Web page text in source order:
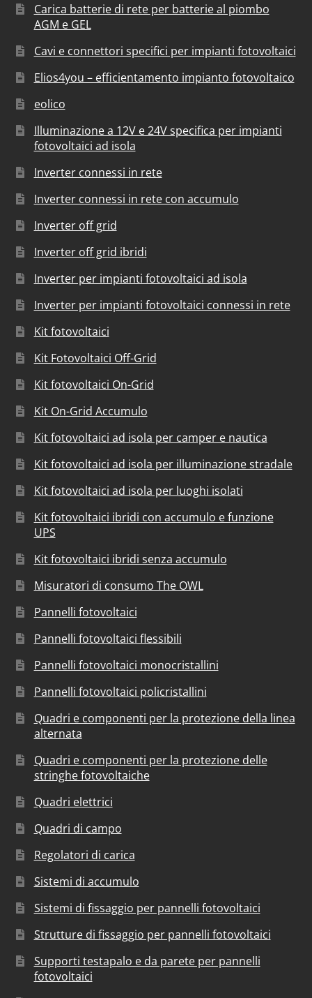
Carica batterie di rete per batterie al piombo
AGM e GEL
Cavi e connettori specifici per impianti fotovoltaici
Elios4you – efficientamento impianto fotovoltaico
eolico
Illuminazione a 12V e 24V specifica per impianti
fotovoltaici ad isola
Inverter connessi in rete
Inverter connessi in rete con accumulo
Inverter off grid
Inverter off grid ibridi
Inverter per impianti fotovoltaici ad isola
Inverter per impianti fotovoltaici connessi in rete
Kit fotovoltaici
Kit Fotovoltaici Off-Grid
Kit fotovoltaici On-Grid
Kit On-Grid Accumulo
Kit fotovoltaici ad isola per camper e nautica
Kit fotovoltaici ad isola per illuminazione stradale
Kit fotovoltaici ad isola per luoghi isolati
Kit fotovoltaici ibridi con accumulo e funzione
UPS
Kit fotovoltaici ibridi senza accumulo
Misuratori di consumo The OWL
Pannelli fotovoltaici
Pannelli fotovoltaici flessibili
Pannelli fotovoltaici monocristallini
Pannelli fotovoltaici policristallini
Quadri e componenti per la protezione della linea
alternata
Quadri e componenti per la protezione delle
stringhe fotovoltaiche
Quadri elettrici
Quadri di campo
Regolatori di carica
Sistemi di accumulo
Sistemi di fissaggio per pannelli fotovoltaici
Strutture di fissaggio per pannelli fotovoltaici
Supporti testapalo e da parete per pannelli
fotovoltaici